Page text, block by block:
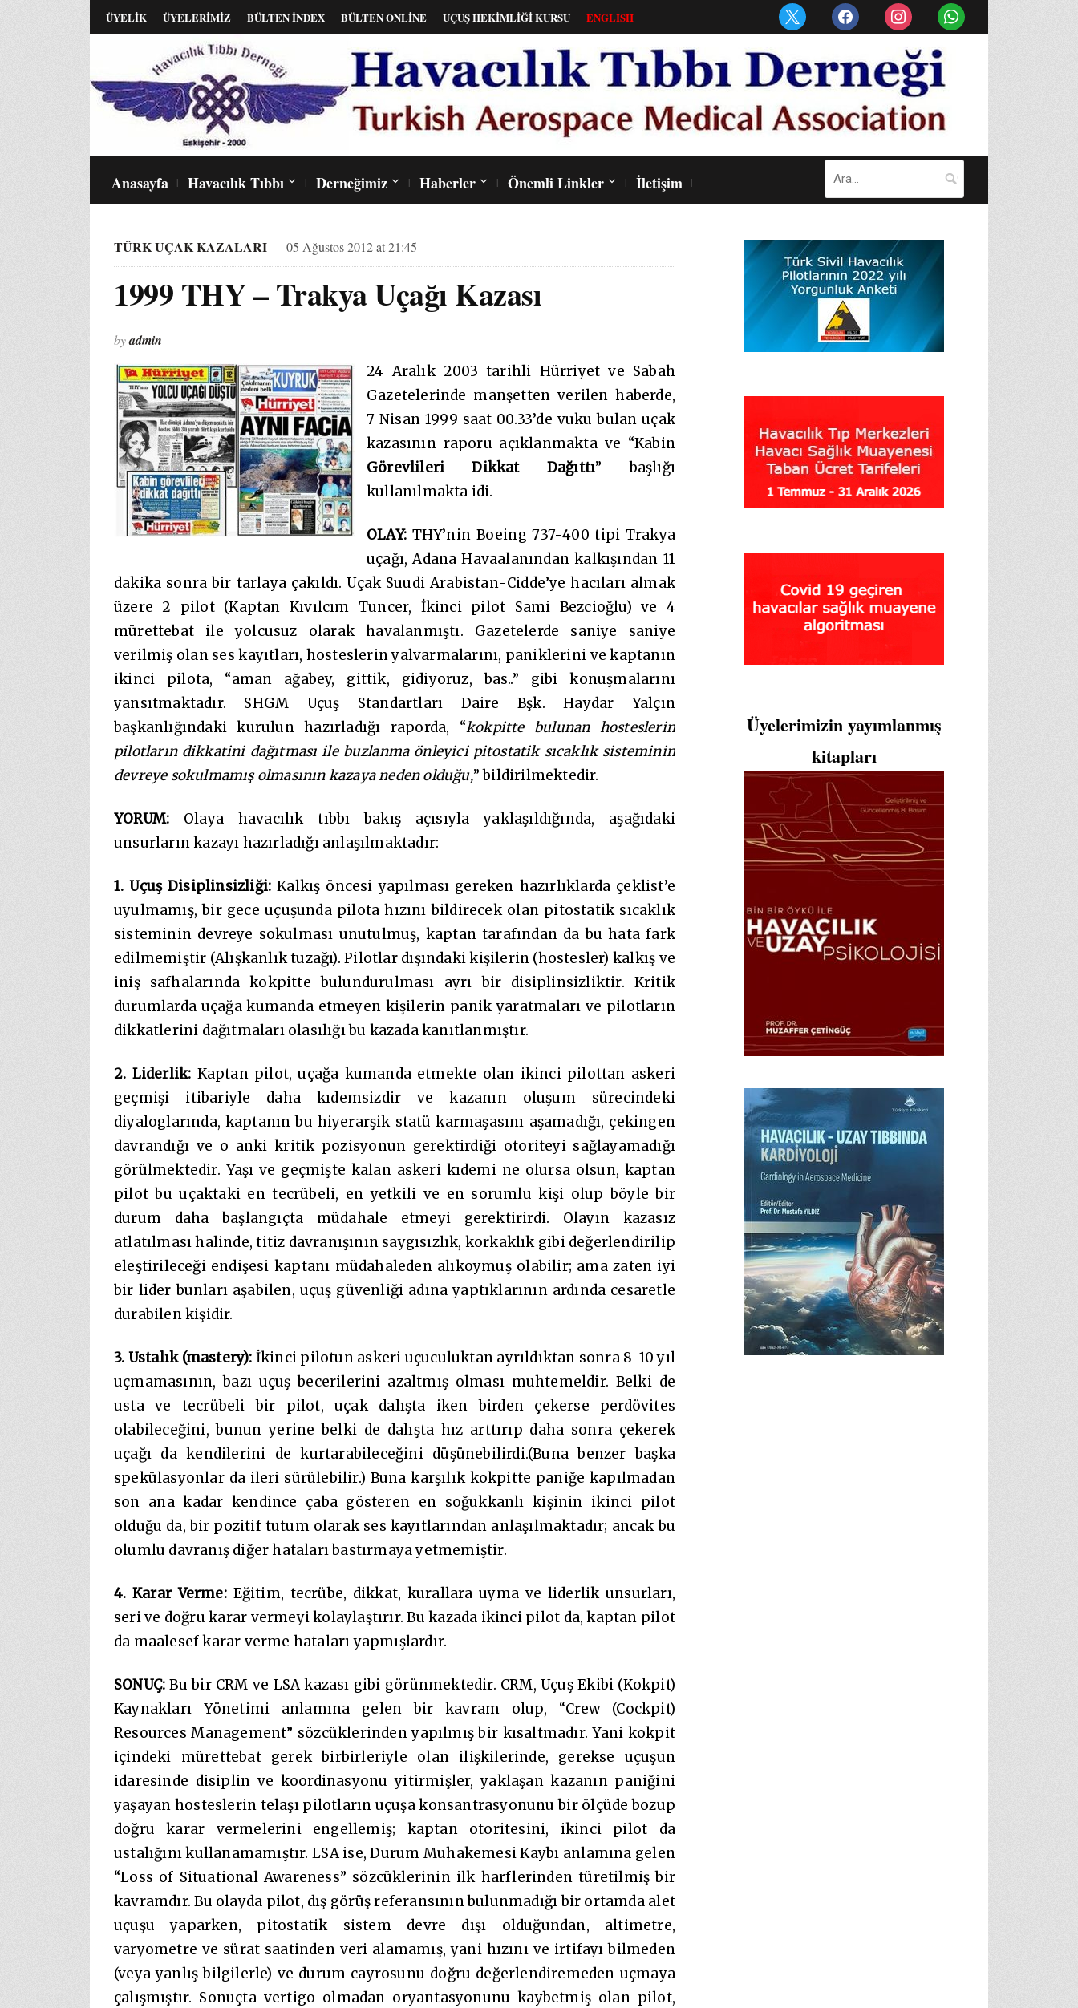
ÜYELİK ÜYELERİMİZ BÜLTEN İNDEX BÜLTEN ONLİNE UÇUŞ HEKİMLİĞİ KURSU ENGLISH
Anasayfa Havacılık Tıbbı Derneğimiz Haberler Önemli Linkler İletişim
TÜRK UÇAK KAZALARI— 05 Ağustos 2012 at 21:45
1999 THY – Trakya Uçağı Kazası
byadmin
24 Aralık 2003 tarihli Hürriyet ve Sabah
Gazetelerinde manşetten verilen haberde,
7 Nisan 1999 saat 00.33’de vuku bulan uçak
kazasının raporu açıklanmakta ve “Kabin
Görevlileri Dikkat Dağıttı” başlığı
kullanılmakta idi.
OLAY: THY’nin Boeing 737-400 tipi Trakya
uçağı, Adana Havaalanından kalkışından 11
dakika sonra bir tarlaya çakıldı. Uçak Suudi Arabistan-Cidde’ye hacıları almak
üzere 2 pilot (Kaptan Kıvılcım Tuncer, İkinci pilot Sami Bezcioğlu) ve 4
mürettebat ile yolcusuz olarak havalanmıştı. Gazetelerde saniye saniye
verilmiş olan ses kayıtları, hosteslerin yalvarmalarını, paniklerini ve kaptanın
ikinci pilota, “aman ağabey, gittik, gidiyoruz, bas..” gibi konuşmalarını
yansıtmaktadır. SHGM Uçuş Standartları Daire Bşk. Haydar Yalçın
başkanlığındaki kurulun hazırladığı raporda, “kokpitte bulunan hosteslerin
pilotların dikkatini dağıtması ile buzlanma önleyici pitostatik sıcaklık sisteminin
devreye sokulmamış olmasının kazaya neden olduğu,” bildirilmektedir.
YORUM: Olaya havacılık tıbbı bakış açısıyla yaklaşıldığında, aşağıdaki
unsurların kazayı hazırladığı anlaşılmaktadır:
1. Uçuş Disiplinsizliği: Kalkış öncesi yapılması gereken hazırlıklarda çeklist’e
uyulmamış, bir gece uçuşunda pilota hızını bildirecek olan pitostatik sıcaklık
sisteminin devreye sokulması unutulmuş, kaptan tarafından da bu hata fark
edilmemiştir (Alışkanlık tuzağı). Pilotlar dışındaki kişilerin (hostesler) kalkış ve
iniş safhalarında kokpitte bulundurulması ayrı bir disiplinsizliktir. Kritik
durumlarda uçağa kumanda etmeyen kişilerin panik yaratmaları ve pilotların
dikkatlerini dağıtmaları olasılığı bu kazada kanıtlanmıştır.
2. Liderlik: Kaptan pilot, uçağa kumanda etmekte olan ikinci pilottan askeri
geçmişi itibariyle daha kıdemsizdir ve kazanın oluşum sürecindeki
diyaloglarında, kaptanın bu hiyerarşik statü karmaşasını aşamadığı, çekingen
davrandığı ve o anki kritik pozisyonun gerektirdiği otoriteyi sağlayamadığı
görülmektedir. Yaşı ve geçmişte kalan askeri kıdemi ne olursa olsun, kaptan
pilot bu uçaktaki en tecrübeli, en yetkili ve en sorumlu kişi olup böyle bir
durum daha başlangıçta müdahale etmeyi gerektirirdi. Olayın kazasız
atlatılması halinde, titiz davranışının saygısızlık, korkaklık gibi değerlendirilip
eleştirileceği endişesi kaptanı müdahaleden alıkoymuş olabilir; ama zaten iyi
bir lider bunları aşabilen, uçuş güvenliği adına yaptıklarının ardında cesaretle
durabilen kişidir.
3. Ustalık (mastery): İkinci pilotun askeri uçuculuktan ayrıldıktan sonra 8-10 yıl
uçmamasının, bazı uçuş becerilerini azaltmış olması muhtemeldir. Belki de
usta ve tecrübeli bir pilot, uçak dalışta iken birden çekerse perdövites
olabileceğini, bunun yerine belki de dalışta hız arttırıp daha sonra çekerek
uçağı da kendilerini de kurtarabileceğini düşünebilirdi.(Buna benzer başka
spekülasyonlar da ileri sürülebilir.) Buna karşılık kokpitte paniğe kapılmadan
son ana kadar kendince çaba gösteren en soğukkanlı kişinin ikinci pilot
olduğu da, bir pozitif tutum olarak ses kayıtlarından anlaşılmaktadır; ancak bu
olumlu davranış diğer hataları bastırmaya yetmemiştir.
4. Karar Verme:Eğitim, tecrübe, dikkat, kurallara uyma ve liderlik unsurları,
seri ve doğru karar vermeyi kolaylaştırır. Bu kazada ikinci pilot da, kaptan pilot
da maalesef karar verme hataları yapmışlardır.
SONUÇ: Bu bir CRM ve LSA kazası gibi görünmektedir. CRM, Uçuş Ekibi (Kokpit)
Kaynakları Yönetimi anlamına gelen bir kavram olup, “Crew (Cockpit)
Resources Management” sözcüklerinden yapılmış bir kısaltmadır. Yani kokpit
içindeki mürettebat gerek birbirleriyle olan ilişkilerinde, gerekse uçuşun
idaresinde disiplin ve koordinasyonu yitirmişler, yaklaşan kazanın paniğini
yaşayan hosteslerin telaşı pilotların uçuşa konsantrasyonunu bir ölçüde bozup
doğru karar vermelerini engellemiş; kaptan otoritesini, ikinci pilot da
ustalığını kullanamamıştır. LSA ise, Durum Muhakemesi Kaybı anlamına gelen
“Loss of Situational Awareness” sözcüklerinin ilk harflerinden türetilmiş bir
kavramdır. Bu olayda pilot, dış görüş referansının bulunmadığı bir ortamda alet
uçuşu yaparken, pitostatik sistem devre dışı olduğundan, altimetre,
varyometre ve sürat saatinden veri alamamış, yani hızını ve irtifayı bilmeden
(veya yanlış bilgilerle) ve durum cayrosunu doğru değerlendiremeden uçmaya
çalışmıştır. Sonuçta vertigo olmadan oryantasyonunu kaybetmiş olan pilot,
Üyelerimizin yayımlanmış
kitapları